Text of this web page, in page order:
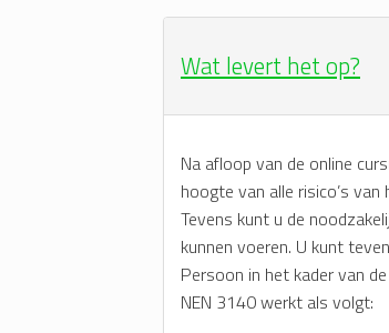
Wat levert het op?
Na afloop van de online
hoogte van alle risico’s
Tevens kunt u de
kunnen voeren. U kunt
Persoon in het kader van
NEN 3140 werkt als volgt: